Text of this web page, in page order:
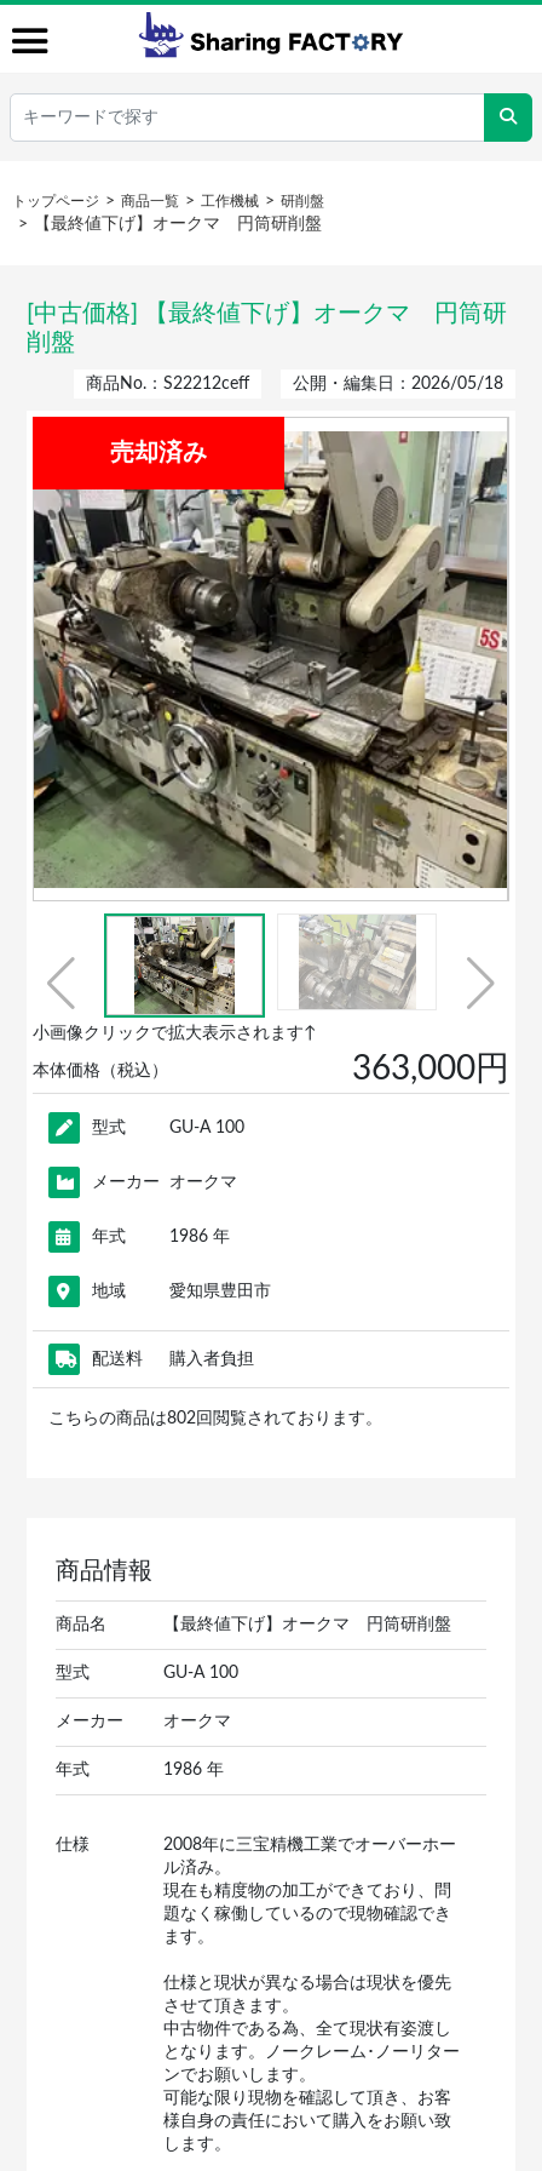
トップページ 商品一覧 工作機械 研削盤
【最終値下げ】オークマ 円筒研削盤
[中古価格] 【最終値下げ】オークマ 円筒研
削盤
商品No.：S22212ceff 公開・編集日：2026/05/18
売却済み
小画像クリックで拡大表示されます↑
本体価格（税込） 363,000円
型式 GU-A 100
メーカー オークマ
年式 1986 年
地域 愛知県豊田市
配送料 購入者負担
こちらの商品は802回閲覧されております。
商品情報
商品名 【最終値下げ】オークマ 円筒研削盤
型式 GU-A 100
メーカー オークマ
年式 1986 年
仕様
2008年に三宝精機工業でオーバーホー
ル済み。
現在も精度物の加工ができており、問
題なく稼働しているので現物確認でき
ます。
仕様と現状が異なる場合は現状を優先
させて頂きます。
中古物件である為、全て現状有姿渡し
となります。ノークレーム･ノーリター
ンでお願いします。
可能な限り現物を確認して頂き、お客
様自身の責任において購入をお願い致
します。